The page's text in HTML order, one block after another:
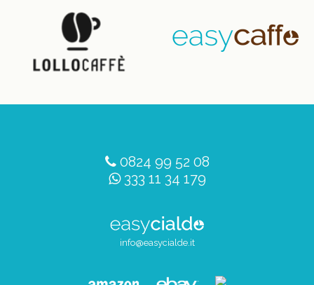
0824 99 52 08
333 11 34 179
info@easycialde.it